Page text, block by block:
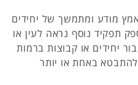
מודע ומתמשך של יחידים
תפקיד נוסף נראה לעין או
יחידים או קבוצות ברמות
באחת או יותר